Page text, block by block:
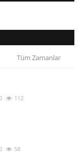
Tüm Zamanlar
112
58